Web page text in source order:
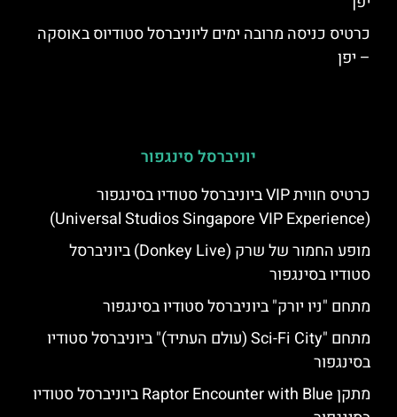
כרטיס כניסה מרובה ימים ליוניברסל סטודיוס באוסקה
– יפן
יוניברסל סינגפור
כרטיס חווית VIP ביוניברסל סטודיו בסינגפור
(Universal Studios Singapore VIP Experience)
מופע החמור של שרק (Donkey Live) ביוניברסל
סטודיו בסינגפור
מתחם "ניו יורק" ביוניברסל סטודיו בסינגפור
מתחם "Sci-Fi City (עולם העתיד)" ביוניברסל סטודיו
בסינגפור
מתקן Raptor Encounter with Blue ביוניברסל סטודיו